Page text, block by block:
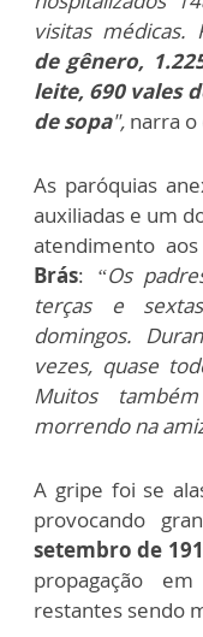
visitas médicas.
de gênero,
leite, 690 vales
de sopa", narra o
As paróquias
auxiliadas e um
atendimento
Brás: “Os
terças e
domingos.
vezes, quase
Muitos
morrendo na
A gripe foi se
provocando
setembro de
propagação
restantes sendo